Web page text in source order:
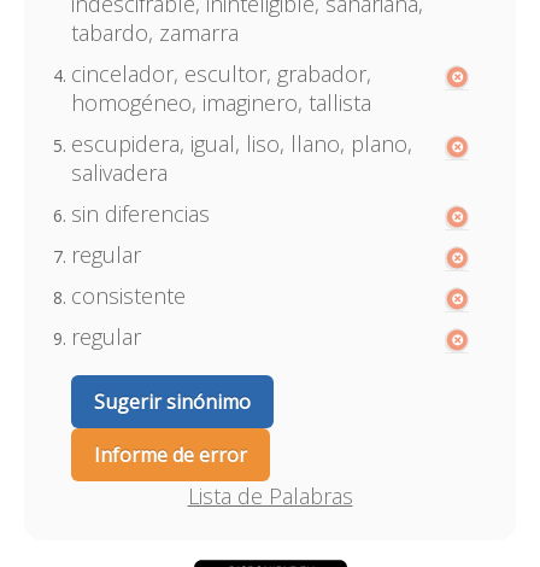
tabardo, zamarra
cincelador, escultor, grabador,
homogéneo, imaginero, tallista
escupidera, igual, liso, llano, plano,
salivadera
sin diferencias
regular
consistente
regular
Sugerir sinónimo
Informe de error
Lista de Palabras